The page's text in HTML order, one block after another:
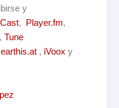
y
, Player.fm,
, Tune
, iVoox y